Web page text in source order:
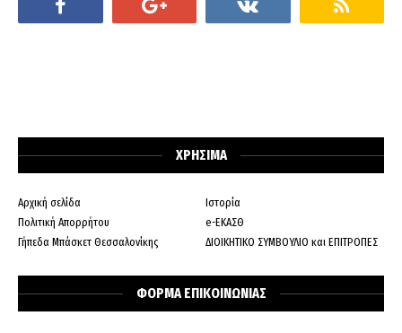
ΧΡΗΣΙΜΑ
Αρχική σελίδα
Ιστορία
Πολιτική Απορρήτου
e-ΕΚΑΣΘ
Γήπεδα Μπάσκετ Θεσσαλονίκης
ΔΙΟΙΚΗΤΙΚΟ ΣΥΜΒΟΥΛΙΟ και ΕΠΙΤΡΟΠΕΣ
ΦΟΡΜΑ ΕΠΙΚΟΙΝΩΝΙΑΣ